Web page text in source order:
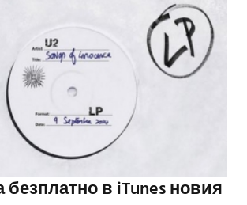
безплатно в iTunes новия